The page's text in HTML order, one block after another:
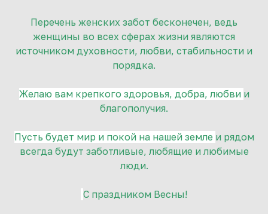
Перечень женских забот бесконечен, ведь
женщины во всех сферах жизни являются
источником духовности, любви, стабильности и
порядка.
Желаю вам крепкого здоровья, добра, любви и
благополучия.
Пусть будет мир и покой на нашей земле и рядом
всегда будут заботливые, любящие и любимые
люди.
С праздником Весны!